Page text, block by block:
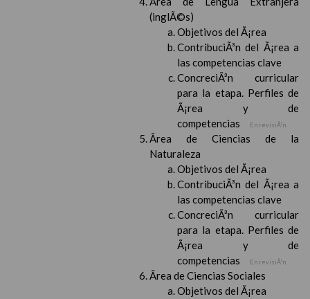
(inglÃ©s)
Objetivos del Ã¡rea
ContribuciÃ³n del Ã¡rea a
las competencias clave
ConcreciÃ³n curricular
para la etapa. Perfiles de
Ã¡rea y de
competencias
En revisiÃ³n
Ãrea de Ciencias de la
Naturaleza
Objetivos del Ã¡rea
ContribuciÃ³n del Ã¡rea a
las competencias clave
ConcreciÃ³n curricular
para la etapa. Perfiles de
Ã¡rea y de
competencias
En revisiÃ³n
Ãrea de Ciencias Sociales
Objetivos del Ã¡rea